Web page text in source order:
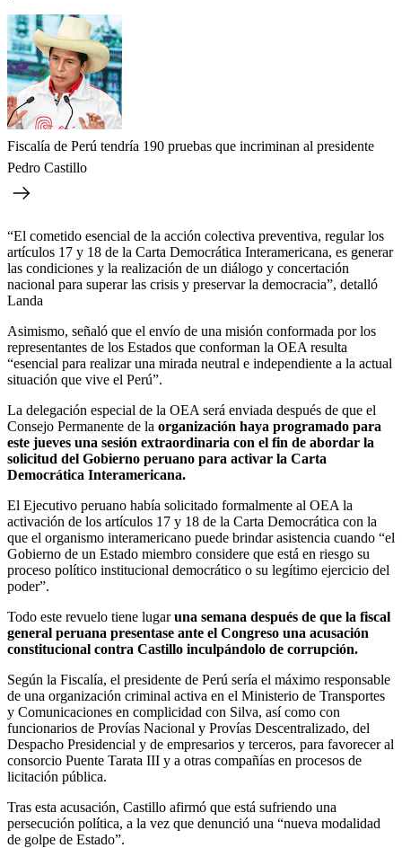
Fiscalía de Perú tendría 190 pruebas que incriminan al presidente
Pedro Castillo
“El cometido esencial de la acción colectiva preventiva, regular los
artículos 17 y 18 de la Carta Democrática Interamericana, es generar
las condiciones y la realización de un diálogo y concertación
nacional para superar las crisis y preservar la democracia”, detalló
Landa
Asimismo, señaló que el envío de una misión conformada por los
representantes de los Estados que conforman la OEA resulta
“esencial para realizar una mirada neutral e independiente a la actual
situación que vive el Perú”.
La delegación especial de la OEA será enviada después de que el
Consejo Permanente de la organización haya programado para
este jueves una sesión extraordinaria con el fin de abordar la
solicitud del Gobierno peruano para activar la Carta
Democrática Interamericana.
El Ejecutivo peruano había solicitado formalmente al OEA la
activación de los artículos 17 y 18 de la Carta Democrática con la
que el organismo interamericano puede brindar asistencia cuando “el
Gobierno de un Estado miembro considere que está en riesgo su
proceso político institucional democrático o su legítimo ejercicio del
poder”.
Todo este revuelo tiene lugaruna semana después de que la fiscal
general peruana presentase ante el Congreso una acusación
constitucional contra Castillo inculpándolo de corrupción.
Según la Fiscalía, el presidente de Perú sería el máximo responsable
de una organización criminal activa en el Ministerio de Transportes
y Comunicaciones en complicidad con Silva, así como con
funcionarios de Provías Nacional y Provías Descentralizado, del
Despacho Presidencial y de empresarios y terceros, para favorecer al
consorcio Puente Tarata III y a otras compañías en procesos de
licitación pública.
Tras esta acusación, Castillo afirmó que está sufriendo una
persecución política, a la vez que denunció una “nueva modalidad
de golpe de Estado”.